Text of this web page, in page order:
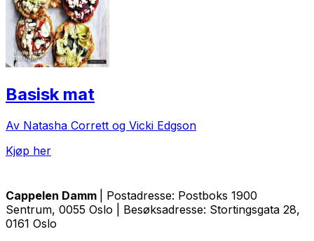
Basisk mat
Av Natasha Corrett og Vicki Edgson
Kjøp her
Cappelen Damm
| Postadresse: Postboks 1900
Sentrum, 0055 Oslo | Besøksadresse: Stortingsgata 28,
0161 Oslo